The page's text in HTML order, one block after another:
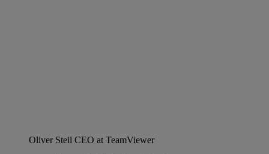
Oliver Steil CEO at TeamViewer